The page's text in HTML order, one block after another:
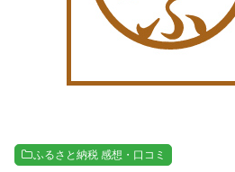
ふるさと納税 感想・口コミ